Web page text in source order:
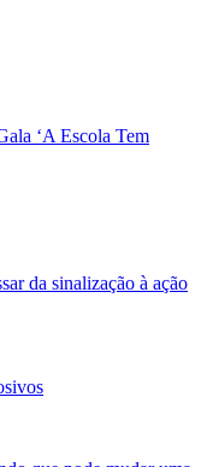
‘A Escola Tem
da sinalização à ação